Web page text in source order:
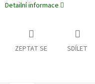
Detailní informace
ZEPTAT SE SDÍLET